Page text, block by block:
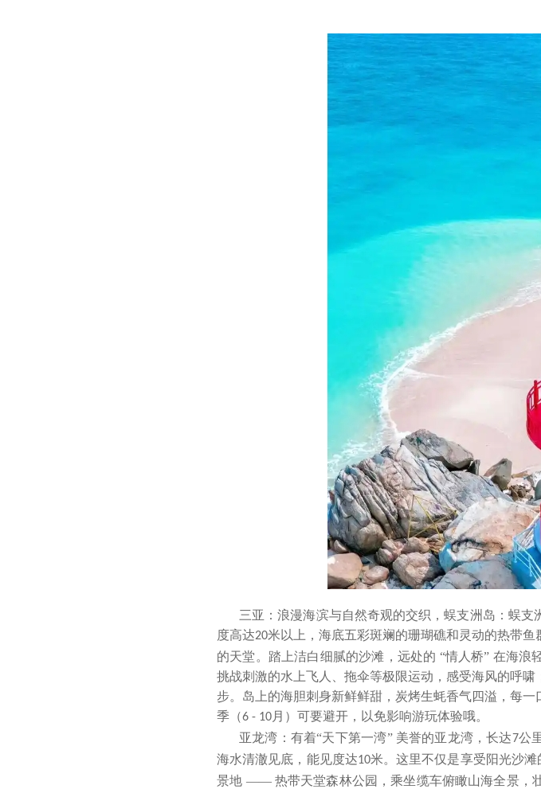
三亚：浪漫海滨与自然奇观的交织 ，蜈支洲岛：蜈支
度高达20米以上，海底五彩斑斓的珊瑚礁和灵动的热带
的天堂。踏上洁白细腻的沙滩，远处的 “情人桥” 在海
挑战刺激的水上飞人、拖伞等极限运动，感受海风的呼
步。岛上的海胆刺身新鲜鲜甜，炭烤生蚝香气四溢，每
季（6 - 10月）可要避开，以免影响游玩体验哦。
亚龙湾：有着“天下第一湾” 美誉的亚龙湾，长达 7公
海水清澈见底，能见度达10米。这里不仅是享受阳光沙
景地 —— 热带天堂森林公园，乘坐缆车俯瞰山海全景，